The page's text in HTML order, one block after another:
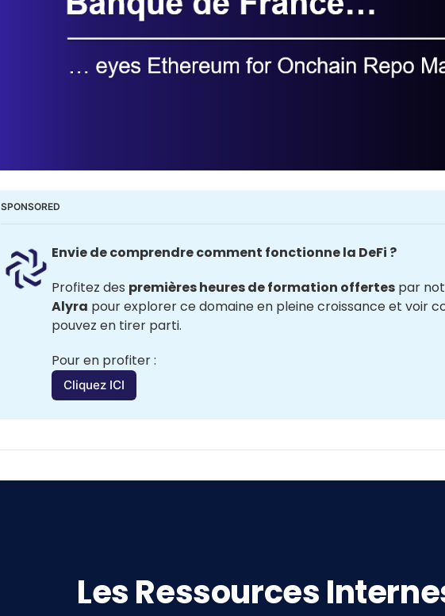
SPONSORED
Envie de comprendre comment fonctionne la DeFi ?
Profitez des premières heures de formation offertes
Alyra pour explorer ce domaine en pleine croissance et voir
pouvez en tirer parti.
Pour en profiter :
Cliquez ICI
Les Ressources